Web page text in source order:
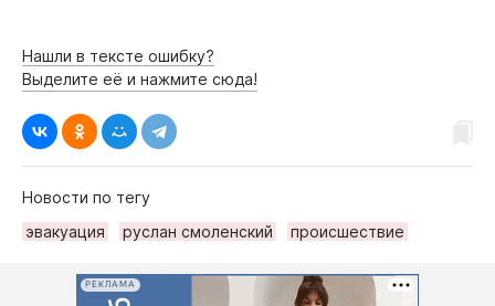
Нашли в тексте ошибку?
Выделите её и нажмите сюда!
Новости по тегу
эвакуация
руслан смоленский происшествие
РЕКЛАМА